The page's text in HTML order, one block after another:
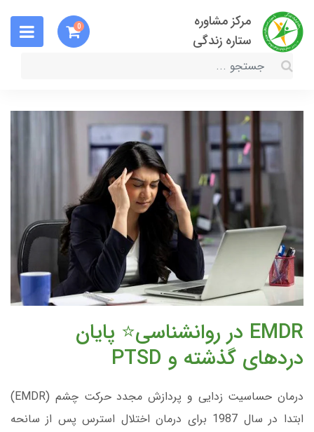
مرکز مشاوره
ستاره زندگی
0
EMDR در روانشناسی⭐ پایان
دردهای گذشته و PTSD
درمان حساسیت زدایی و پردازش مجدد حرکت چشم (EMDR)
ابتدا در سال 1987 برای درمان اختلال استرس پس از سانحه